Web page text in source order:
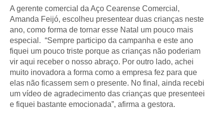
A gerente comercial da Aço Cearense Comercial,
Amanda Feijó, escolheu presentear duas crianças neste
ano, como forma de tornar esse Natal um pouco mais
especial. “Sempre participo da campanha e este ano
fiquei um pouco triste porque as crianças não poderiam
vir aqui receber o nosso abraço. Por outro lado, achei
muito inovadora a forma como a empresa fez para que
elas não ficassem sem o presente. No final, ainda recebi
um vídeo de agradecimento das crianças que presenteei
e fiquei bastante emocionada”, afirma a gestora.